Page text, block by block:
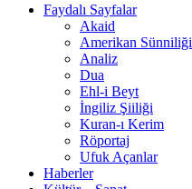
Faydalı Sayfalar
Akaid
Amerikan Sünniliği
Analiz
Dua
Ehl-i Beyt
İngiliz Şiiliği
Kuran-ı Kerim
Röportaj
Ufuk Açanlar
Haberler